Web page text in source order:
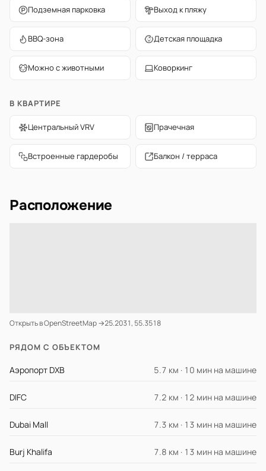
Подземная парковка Выход к пляжу
BBQ-зона Детская площадка
Можно с животными Коворкинг
В КВАРТИРЕ
Центральный VRV Прачечная
Встроенные гардеробы Балкон / терраса
Расположение
Открыть в OpenStreetMap →25.2031, 55.3518
РЯДОМ С ОБЪЕКТОМ
Аэропорт DXB 5.7 км · 10 мин на машине
DIFC 7.2 км · 12 мин на машине
Dubai Mall 7.3 км · 13 мин на машине
Burj Khalifa 7.8 км · 13 мин на машине